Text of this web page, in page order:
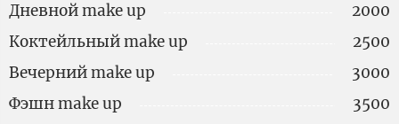
Дневной make up
2000
Коктейльный make up
2500
Вечерний make up
3000
Фэшн make up
3500